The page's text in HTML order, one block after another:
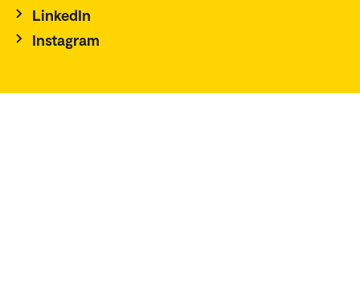
LinkedIn
Instagram